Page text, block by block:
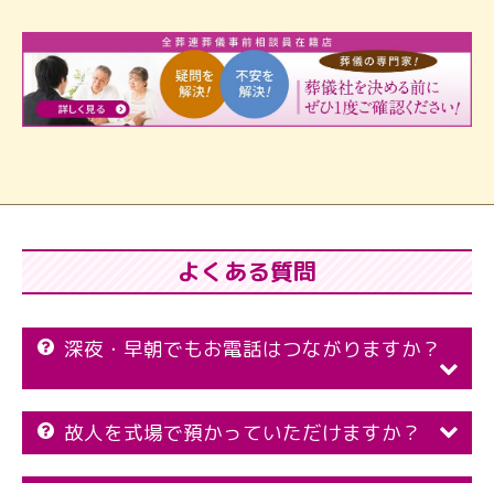
よくある質問
深夜・早朝でもお電話はつながりますか？
故人を式場で預かっていただけますか？